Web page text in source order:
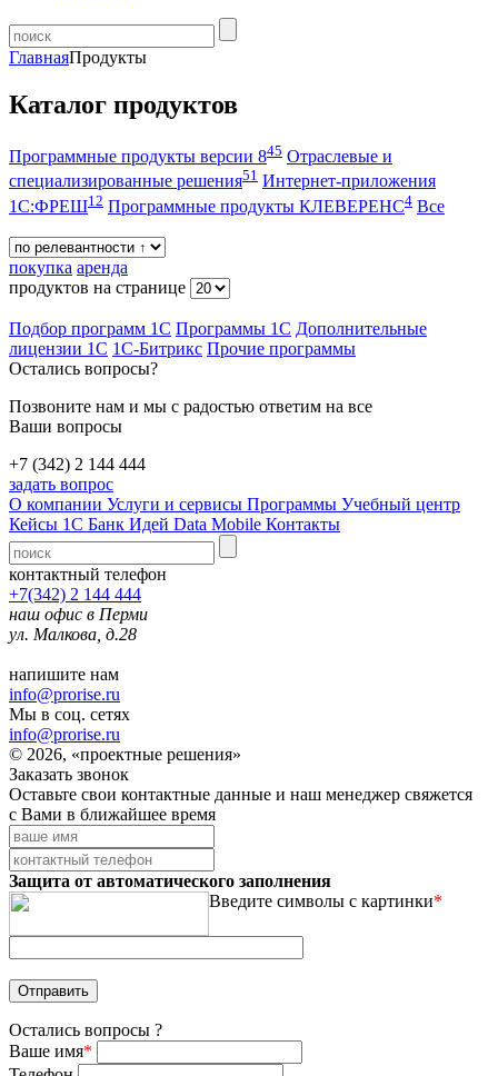
ГлавнаяПродукты
Каталог продуктов
Программные продукты версии 845 Отраслевые и
специализированные решения51 Интернет-приложения
1С:ФРЕШ12 Программные продукты КЛЕВЕРЕНС4 Все
покупка аренда
продуктов на странице
Подбор программ 1С Программы 1С Дополнительные
лицензии 1С 1С-Битрикс Прочие программы
Остались вопросы?
Позвоните нам и мы с радостью ответим на все
Ваши вопросы
+7 (342) 2 144 444
задать вопрос
О компании Услуги и сервисы Программы Учебный центр
Кейсы 1С Банк Идей Data Mobile Контакты
контактный телефон
+7(342) 2 144 444
наш офис в Перми
ул. Малкова, д.28
напишите нам
info@prorise.ru
Мы в соц. сетях
info@prorise.ru
© 2026, «проектные решения»
Заказать звонок
Оставьте свои контактные данные и наш менеджер свяжется
с Вами в ближайшее время
Защита от автоматического заполнения
Введите символы с картинки*
Остались вопросы ?
Ваше имя*